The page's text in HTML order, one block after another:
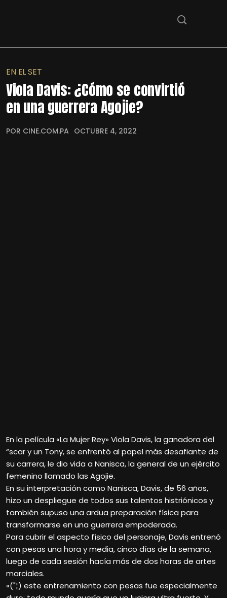
EN EL SET
Viola Davis: ¿Cómo se convirtió
en una guerrera Agojie?
POR CINE.COM.PA OCTUBRE 4, 2022
En la película «La Mujer Rey» Viola Davis, la ganadora del
“scar y un Tony, se enfrentó al papel más desafiante de
su carrera, le dio vida a Nanisca, la general de un ejército
femenino llamado las Agojie.
En su interpretación como Nanisca, Davis, de 56 años,
hizo un despliegue de todos sus talentos histriónicos y
también supuso una ardua preparación física para
transformarse en una guerrera empoderada.
Para cubrir el aspecto físico del personaje, Davis entrenó
con pesas una hora y media, cinco días de la semana,
luego de cada sesión hacía más de dos horas de artes
marciales.
«("¦) este entrenamiento con pesas fue especialmente